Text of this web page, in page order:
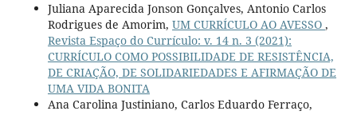
Juliana Aparecida Jonson Gonçalves, Antonio Carlos
Rodrigues de Amorim, UM CURRÍCULO AO AVESSO ,
Revista Espaço do Currículo: v. 14 n. 3 (2021):
CURRÍCULO COMO POSSIBILIDADE DE RESISTÊNCIA,
DE CRIAÇÃO, DE SOLIDARIEDADES E AFIRMAÇÃO DE
UMA VIDA BONITA
Ana Carolina Justiniano, Carlos Eduardo Ferraço,